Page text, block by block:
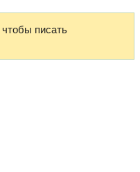
чтобы писать